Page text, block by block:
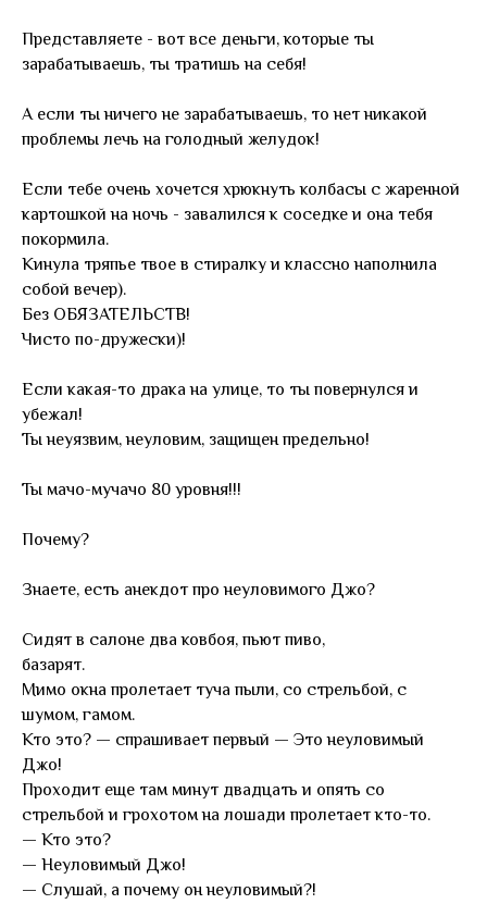
Представляете - вот все деньги, которые ты
зарабатываешь, ты тратишь на себя!
А если ты ничего не зарабатываешь, то нет никакой
проблемы лечь на голодный желудок!
Если тебе очень хочется хрюкнуть колбасы с жаренной
картошкой на ночь - завалился к соседке и она тебя
покормила.
Кинула тряпье твое в стиралку и классно наполнила
собой вечер).
Без ОБЯЗАТЕЛЬСТВ!
Чисто по-дружески)!
Если какая-то драка на улице, то ты повернулся и
убежал!
Ты неуязвим, неуловим, защищен предельно!
Ты мачо-мучачо 80 уровня!!!
Почему?
Знаете, есть анекдот про неуловимого Джо?
Сидят в салоне два ковбоя, пьют пиво,
базарят.
Мимо окна пролетает туча пыли, со стрельбой, с
шумом, гамом.
Кто это? — спрашивает первый — Это неуловимый
Джо!
Проходит еще там минут двадцать и опять со
стрельбой и грохотом на лошади пролетает кто-то.
— Кто это?
— Неуловимый Джо!
— Слушай, а почему он неуловимый?!